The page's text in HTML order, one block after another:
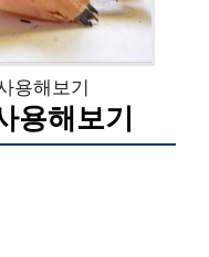
용해보기
용해보기